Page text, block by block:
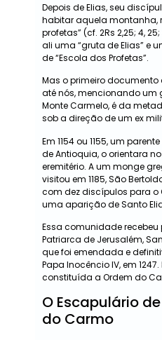
Depois de Elias, seu
habitar aquela montanha,
profetas” (cf. 2Rs 2,25; 4,
ali uma “gruta de Elias” e
de “Escola dos Profetas”.
Mas o primeiro
até nós, mencionando um
Monte Carmelo, é da
sob a direção de um ex
Em 1154 ou 1155, um
de Antioquia, o orientara
eremitério. A um monge
visitou em 1185, São
com dez discípulos para o
uma aparição de Santo
Essa comunidade recebeu
Patriarca de Jerusalém,
que foi emendada e
Papa Inocêncio IV, em
constituída a Ordem do
O Escapulário
do Carmo